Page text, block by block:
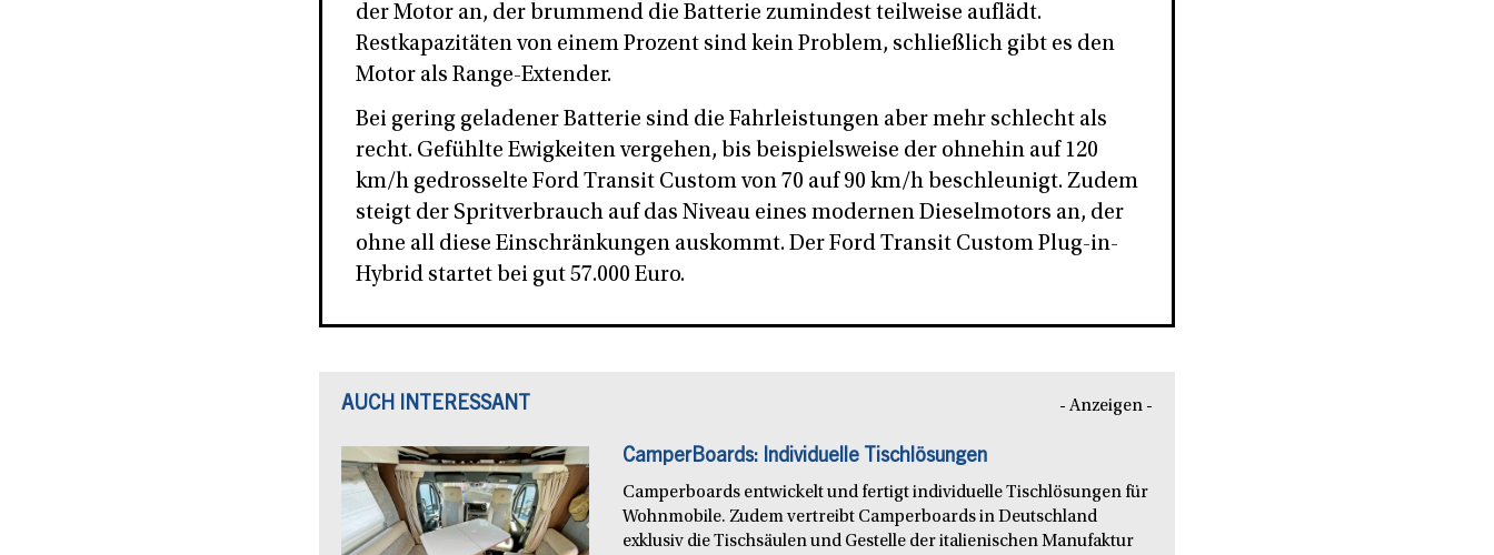
der Motor an, der brummend die Batterie zumindest teilweise auflädt.
Restkapazitäten von einem Prozent sind kein Problem, schließlich gibt es den
Motor als Range-Extender.
Bei gering geladener Batterie sind die Fahrleistungen aber mehr schlecht als
recht. Gefühlte Ewigkeiten vergehen, bis beispielsweise der ohnehin auf 120
km/h gedrosselte Ford Transit Custom von 70 auf 90 km/h beschleunigt. Zudem
steigt der Spritverbrauch auf das Niveau eines modernen Dieselmotors an, der
ohne all diese Einschränkungen auskommt. Der Ford Transit Custom Plug-in-
Hybrid startet bei gut 57.000 Euro.
AUCH INTERESSANT - Anzeigen -
CamperBoards: Individuelle Tischlösungen
Camperboards entwickelt und fertigt individuelle Tischlösungen für
Wohnmobile. Zudem vertreibt Camperboards in Deutschland
exklusiv die Tischsäulen und Gestelle der italienischen Manufaktur